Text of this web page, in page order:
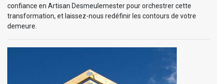
confiance en Artisan Desmeulemester pour orchestrer cette
transformation, et laissez-nous redéfinir les contours de votre
demeure.